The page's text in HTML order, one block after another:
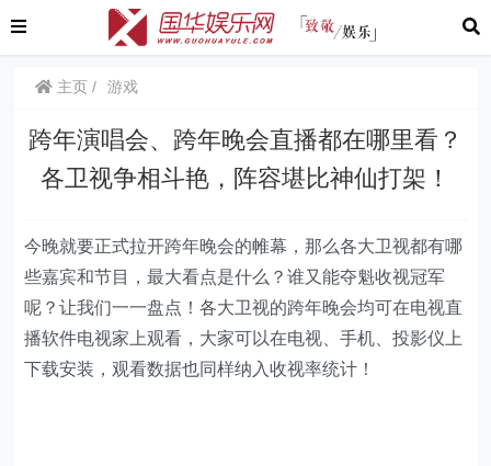
主页 游戏
跨年演唱会、跨年晚会直播都在哪里看？
各卫视争相斗艳，阵容堪比神仙打架！
今晚就要正式拉开跨年晚会的帷幕，那么各大卫视都有哪
些嘉宾和节目，最大看点是什么？谁又能夺魁收视冠军
呢？让我们一一盘点！各大卫视的跨年晚会均可在电视直
播软件电视家上观看，大家可以在电视、手机、投影仪上
下载安装，观看数据也同样纳入收视率统计！